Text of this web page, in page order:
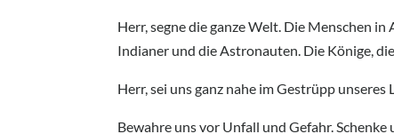
Herr, segne die ganze Welt. Die Menschen
Indianer und die Astronauten. Die Könige,
Herr, sei uns ganz nahe im Gestrüpp
Bewahre uns vor Unfall und Gefahr.